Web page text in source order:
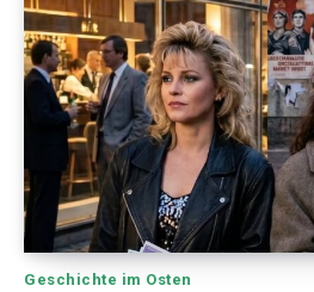
Geschichte im Osten